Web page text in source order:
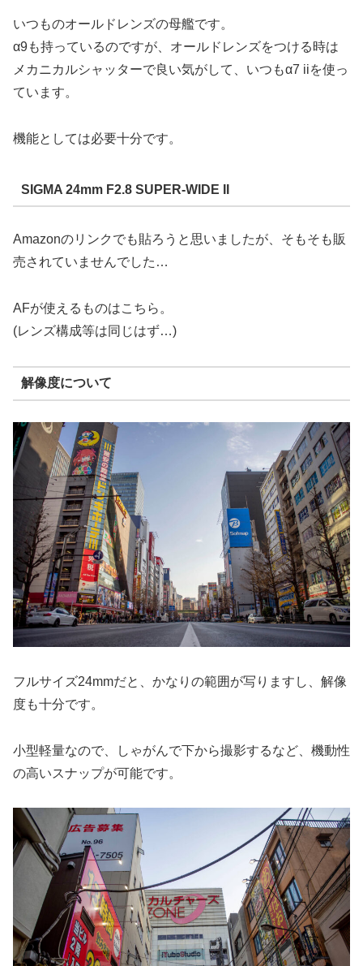
いつものオールドレンズの母艦です。
α9も持っているのですが、オールドレンズをつける時は
メカニカルシャッターで良い気がして、いつもα7 iiを使っ
ています。
機能としては必要十分です。
SIGMA 24mm F2.8 SUPER-WIDE II
Amazonのリンクでも貼ろうと思いましたが、そもそも販
売されていませんでした…
AFが使えるものはこちら。
(レンズ構成等は同じはず…)
解像度について
フルサイズ24mmだと、かなりの範囲が写りますし、解像
度も十分です。
小型軽量なので、しゃがんで下から撮影するなど、機動性
の高いスナップが可能です。